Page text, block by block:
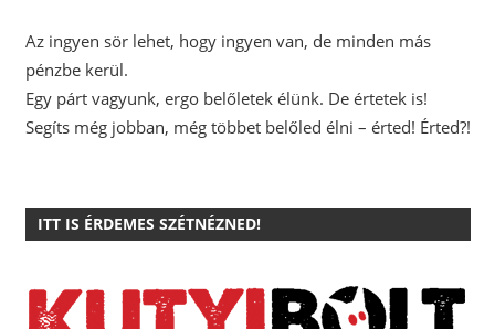
Az ingyen sör lehet, hogy ingyen van, de minden más
pénzbe kerül.
Egy párt vagyunk, ergo belőletek élünk. De értetek is!
Segíts még jobban, még többet belőled élni – érted! Érted?!
ITT IS ÉRDEMES SZÉTNÉZNED!